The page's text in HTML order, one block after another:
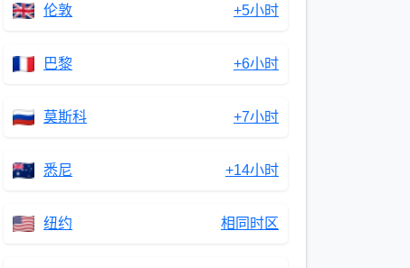
伦敦 +5小时
巴黎 +6小时
莫斯科 +7小时
悉尼 +14小时
纽约 相同时区